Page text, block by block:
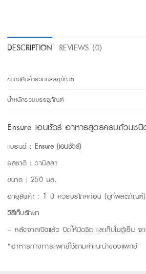
DESCRIPTION REVIEWS (0)
ขนาดสินค้ารวมบรรจุภัณฑ์
น้ำหนักรวมบรรจุภัณฑ์
Ensure เอนชัวร์ อาหารสูตรครบถ้วนช
แบรนด์ : Ensure (เอนชัวร์)
รสชาติ : วานิลลา
ขนาด : 250 มล.
อายุสินค้า : 1 ปี ควรบริโภคก่อน (ดูที่ผลิตภัณฑ์)
วิธีเก็บรักษา
– หลังจากเปิดแล้ว ปิดให้มิดชิด และเก็บในตู้เย็น จ
*อาหารทางการแพทย์ใช้ตามคำแนะนำของแพทย์